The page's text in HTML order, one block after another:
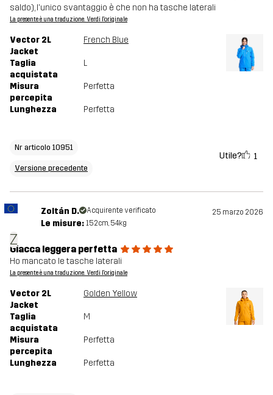
saldo), l'unico svantaggio è che non ha tasche laterali
La presente è una traduzione. Verdi l'originale
Vector 2L
Jacket
French Blue
Taglia
acquistata
L
Misura
percepita
Perfetta
Lunghezza Perfetta
Nr articolo 10951
Versione precedente
Utile? 1
Z
Zoltán D. Acquirente verificato 25 marzo 2026
Le misure: 152cm, 54kg
Giacca leggera perfetta
Ho mancato le tasche laterali
La presente è una traduzione. Verdi l'originale
Vector 2L
Jacket
Golden Yellow
Taglia
acquistata
M
Misura
percepita
Perfetta
Lunghezza Perfetta